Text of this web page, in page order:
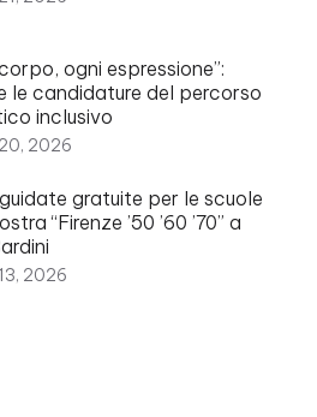
ogni espressione”:
le candidature del percorso
inclusivo
2026
gratuite per le scuole
“Firenze ’50 ’60 ’70” a
2026